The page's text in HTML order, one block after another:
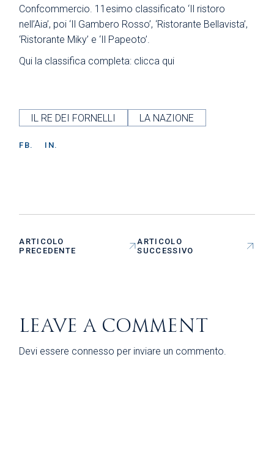
Confcommercio. 11esimo classificato ‘Il ristoro
nell’Aia’, poi ‘Il Gambero Rosso’, ‘Ristorante Bellavista’,
‘Ristorante Miky’ e ‘Il Papeoto’.
Qui la classifica completa: clicca qui
IL RE DEI FORNELLI LA NAZIONE
FB. IN.
ARTICOLO
PRECEDENTE
ARTICOLO
SUCCESSIVO
LEAVE A COMMENT
Devi essere connesso per inviare un commento.